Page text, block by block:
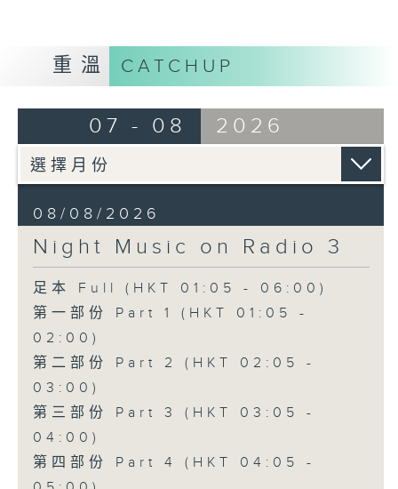
重溫 CATCHUP
07 - 08 2026
08/08/2026
Night Music on Radio 3
足本 Full (HKT 01:05 - 06:00)
第一部份 Part 1 (HKT 01:05 -
02:00)
第二部份 Part 2 (HKT 02:05 -
03:00)
第三部份 Part 3 (HKT 03:05 -
04:00)
第四部份 Part 4 (HKT 04:05 -